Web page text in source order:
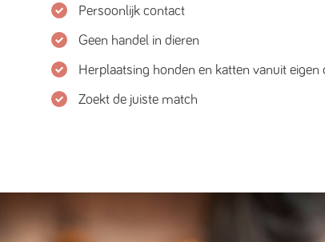
Persoonlijk contact
Geen handel in dieren
Herplaatsing honden en katten vanuit eigen
Zoekt de juiste match